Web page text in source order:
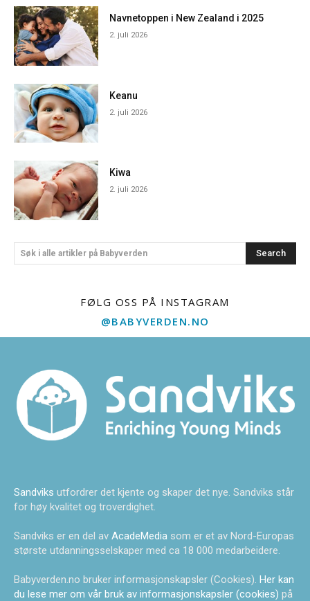
Navnetoppen i New Zealand i 2025
2. juli 2026
Keanu
2. juli 2026
Kiwa
2. juli 2026
Søk i alle artikler på Babyverden Search
FØLG OSS PÅ INSTAGRAM
@BABYVERDEN.NO
Sandviks utfordrer det kjente og skaper det nye. Sandviks står
for høy kvalitet og troverdighet.
Sandviks er en del av AcadeMedia som er et av Nord-Europas
største utdanningsselskaper med ca 18 000 medarbeidere.
Babyverden.no bruker informasjonskapsler (Cookies). Her kan
du lese mer om vår bruk av informasjonskapsler (cookies) på